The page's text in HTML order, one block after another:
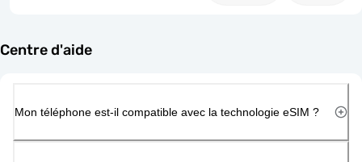
Centre d'aide
Mon téléphone est-il compatible avec la technologie eSIM ?